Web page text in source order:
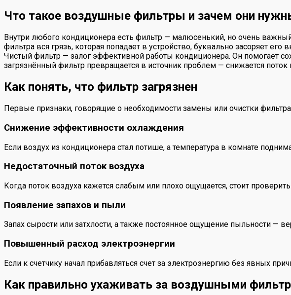
Что такое воздушные фильтры и зачем они
Внутри любого кондиционера есть фильтр — малюсенький, но очень
фильтра вся грязь, которая попадает в устройство, буквально засоряет
Чистый фильтр — залог эффективной работы кондиционера. Он помогает
загрязнённый фильтр превращается в источник проблем — снижается
Как понять, что фильтр загрязнен
Первые признаки, говорящие о необходимости замены или очистки
Снижение эффективности охлаждения
Если воздух из кондиционера стал потише, а температура в комнате
Недостаточный поток воздуха
Когда поток воздуха кажется слабым или плохо ощущается, стоит
Появление запахов и пыли
Запах сырости или затхлости, а также постоянное ощущение пыльности —
Повышенный расход электроэнергии
Если к счетчику начал прибавляться счет за электроэнергию без явных
Как правильно ухаживать за воздушными